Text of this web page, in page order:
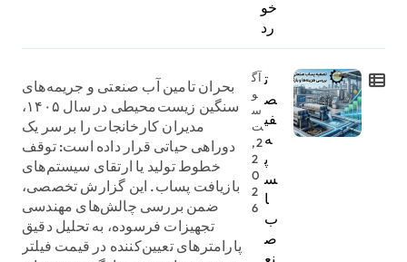
خو
رد
ت
ص
فی
ه
پ
س
ا
ب
ص
آگ
و
س
ت
2,
2
0
2
6
بحران تامین آب صنعتی و جریمه‌های
سنگین زیست‌محیطی در سال ۱۴۰۵،
مدیران کارخانجات را بر سر یک
دوراهی حیاتی قرار داده است: توقف
خطوط تولید یا ارتقای سیستم‌های
بازیافت پساب. این گزارش تخصصی،
ضمن بررسی چالش‌های مهندسی
تجهیزات فرسوده، به تحلیل دقیق
پارامترهای تعیین‌کننده در قیمت فیلتر